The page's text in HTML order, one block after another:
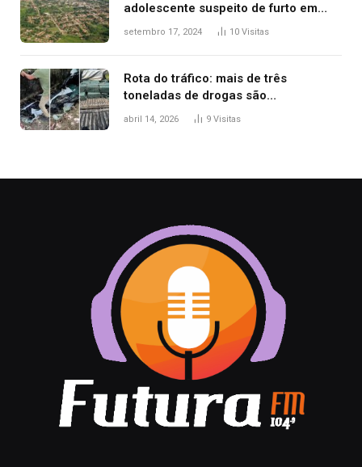
adolescente suspeito de furto em
estaca de cerca e agredi-lo
setembro 17, 2024 10 Visitas
Rota do tráfico: mais de três
toneladas de drogas são
apreendidas no TO em três meses
abril 14, 2026 9 Visitas